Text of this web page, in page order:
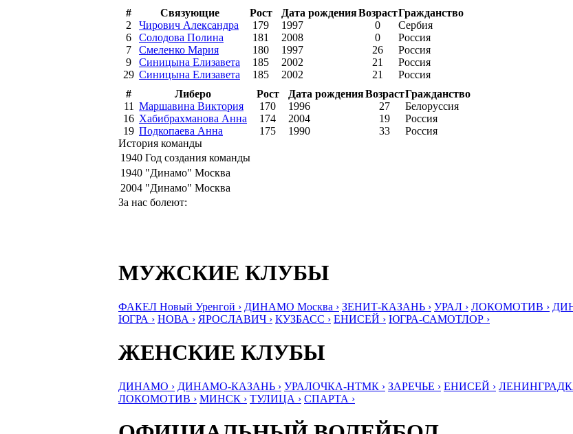
#
Связующие Рост Дата рожденияВозрастГражданство
2
Чирович Александра 179 1997 0
Сербия
6
Солодова Полина 181 2008 0
Россия
7
Смеленко Мария 180 1997 26
Россия
9
Синицына Елизавета 185 2002 21
Россия
29 Синицына Елизавета 185 2002 21
Россия
#
Либеро Рост Дата рожденияВозрастГражданство
11 Маршавина Виктория 170 1996 27
Белоруссия
16 Хабибрахманова Анна 174 2004 19
Россия
19 Подкопаева Анна 175 1990 33
Россия
История команды
1940 Год создания команды
1940 "Динамо" Москва
2004 "Динамо" Москва
За нас болеют:
МУЖСКИЕ КЛУБЫ
ФАКЕЛ Новый Уренгой › ДИНАМО Москва › ЗЕНИТ-КАЗАНЬ › УРАЛ › ЛОКОМОТИВ ›
ЮГРА › НОВА › ЯРОСЛАВИЧ › КУЗБАСС › ЕНИСЕЙ › ЮГРА-САМОТЛОР ›
ЖЕНСКИЕ КЛУБЫ
ДИНАМО › ДИНАМО-КАЗАНЬ › УРАЛОЧКА-НТМК › ЗАРЕЧЬЕ › ЕНИСЕЙ ›
ЛОКОМОТИВ › МИНСК › ТУЛИЦА › СПАРТА ›